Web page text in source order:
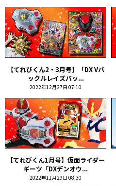
【てれびくん2・3月号】「DX Vバ
ックルレイズバッ...
2022年12月27日 07:10
【てれびくん1月号】仮面ライダー
ギーツ「DXデンオウ...
2022年11月29日 08:30